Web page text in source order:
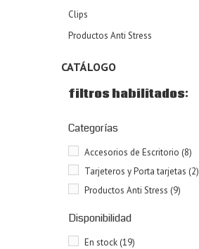
Clips
Productos Anti Stress
CATÁLOGO
filtros habilitados:
Categorías
Accesorios de Escritorio (8)
Tarjeteros y Porta tarjetas (2)
Productos Anti Stress (9)
Disponibilidad
En stock (19)